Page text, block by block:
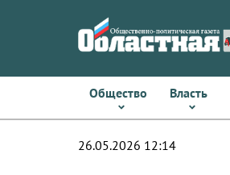
Общество Власть
26.05.2026 12:14